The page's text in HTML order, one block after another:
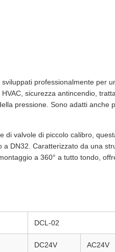
professionalmente per
sicurezza antincendio,
pressione. Sono adatti anche
di valvole di piccolo calibro,
DN32. Caratterizzato da una
a 360° a tutto tondo,
DCL-02
DC24V AC24V